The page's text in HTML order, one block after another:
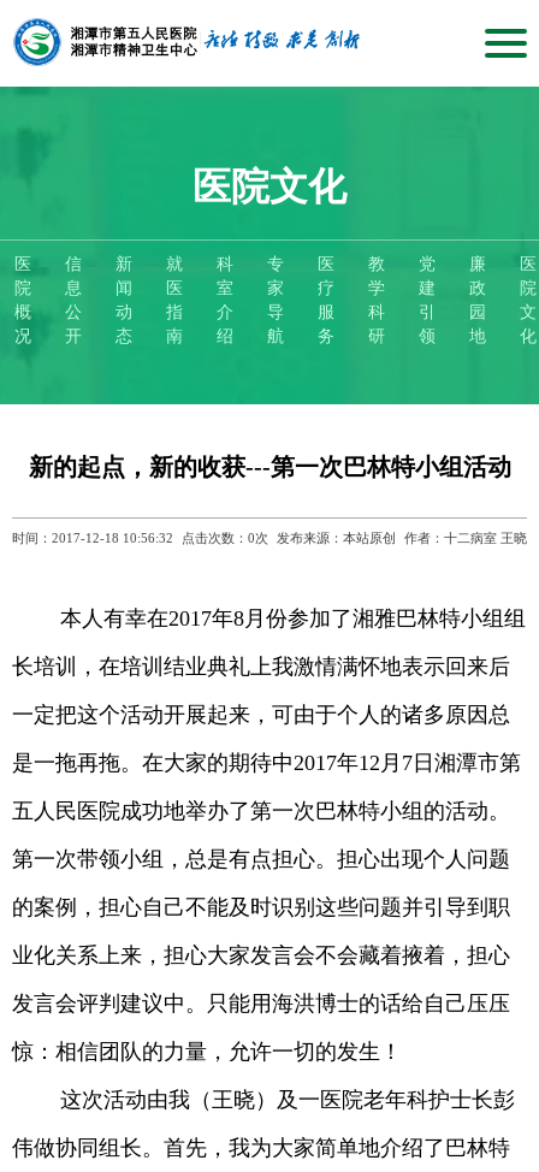
医院文化
医
院
概
况
信
息
公
开
新
闻
动
态
就
医
指
南
科
室
介
绍
专
家
导
航
医
疗
服
务
教
学
科
研
党
建
引
领
廉
政
园
地
医
院
文
化
新的起点，新的收获---第一次巴林特小组活动
时间：2017-12-18 10:56:32 点击次数： 0次 发布来源：本站原创 作者：十二病室 王晓
本人有幸在2017年8月份参加了湘雅巴林特小组组
长培训，在培训结业典礼上我激情满怀地表示回来后
一定把这个活动开展起来，可由于个人的诸多原因总
是一拖再拖。在大家的期待中2017年12月7日湘潭市第
五人民医院成功地举办了第一次巴林特小组的活动。
第一次带领小组，总是有点担心。担心出现个人问题
的案例，担心自己不能及时识别这些问题并引导到职
业化关系上来，担心大家发言会不会藏着掖着，担心
发言会评判建议中。只能用海洪博士的话给自己压压
惊：相信团队的力量，允许一切的发生！
这次活动由我（王晓）及一医院老年科护士长彭
伟做协同组长。首先，我为大家简单地介绍了巴林特